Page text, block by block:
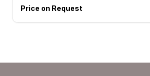
Price on Request